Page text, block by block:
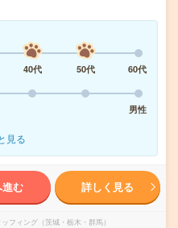
40代 50代
60代
男性
見る
む 詳しく見る
フィング（茨城・栃木・群馬）